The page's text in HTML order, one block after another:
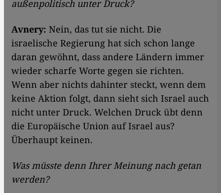
außenpolitisch unter Druck?
Avnery: Nein, das tut sie nicht. Die
israelische Regierung hat sich schon lange
daran gewöhnt, dass andere Ländern immer
wieder scharfe Worte gegen sie richten.
Wenn aber nichts dahinter steckt, wenn dem
keine Aktion folgt, dann sieht sich Israel auch
nicht unter Druck. Welchen Druck übt denn
die Europäische Union auf Israel aus?
Überhaupt keinen.
Was müsste denn Ihrer Meinung nach getan
werden?